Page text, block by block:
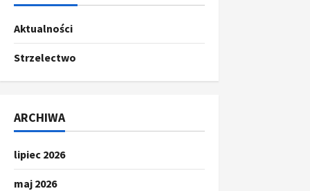
Aktualności
Strzelectwo
ARCHIWA
lipiec 2026
maj 2026